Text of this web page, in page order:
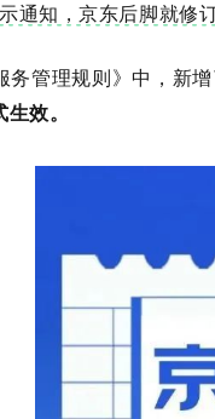
通知，京东后脚就修
务管理规则》中，新增
效。